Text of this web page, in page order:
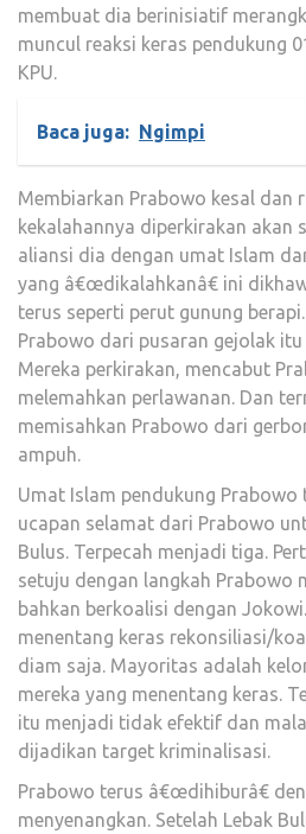
membuat dia berinisiatif
muncul reaksi keras pendukung
KPU.
Baca juga: Ngimpi
Membiarkan Prabowo kesal dan
kekalahannya diperkirakan akan
aliansi dia dengan umat Islam
yang â€œdikalahkanâ€ ini
terus seperti perut gunung
Prabowo dari pusaran gejolak
Mereka perkirakan, mencabut
melemahkan perlawanan. Dan
memisahkan Prabowo dari
ampuh.
Umat Islam pendukung
ucapan selamat dari Prabowo
Bulus. Terpecah menjadi tiga.
setuju dengan langkah Prabowo
bahkan berkoalisi dengan
menentang keras rekonsiliasi/
diam saja. Mayoritas adalah
mereka yang menentang keras.
itu menjadi tidak efektif dan
dijadikan target kriminalisasi.
Prabowo terus â€œdihiburâ€
menyenangkan. Setelah Lebak